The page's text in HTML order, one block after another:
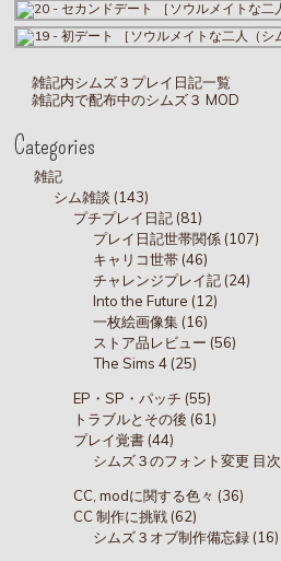
雑記内シムズ３プレイ日記一覧
雑記内で配布中のシムズ３ MOD
Categories
雑記
シム雑談 (143)
プチプレイ日記 (81)
プレイ日記世帯関係 (107)
キャリコ世帯 (46)
チャレンジプレイ記 (24)
Into the Future (12)
一枚絵画像集 (16)
ストア品レビュー (56)
The Sims 4 (25)
EP・SP・パッチ (55)
トラブルとその後 (61)
プレイ覚書 (44)
シムズ３のフォント変更 目次
CC, modに関する色々 (36)
CC 制作に挑戦 (62)
シムズ３オブ制作備忘録 (16)